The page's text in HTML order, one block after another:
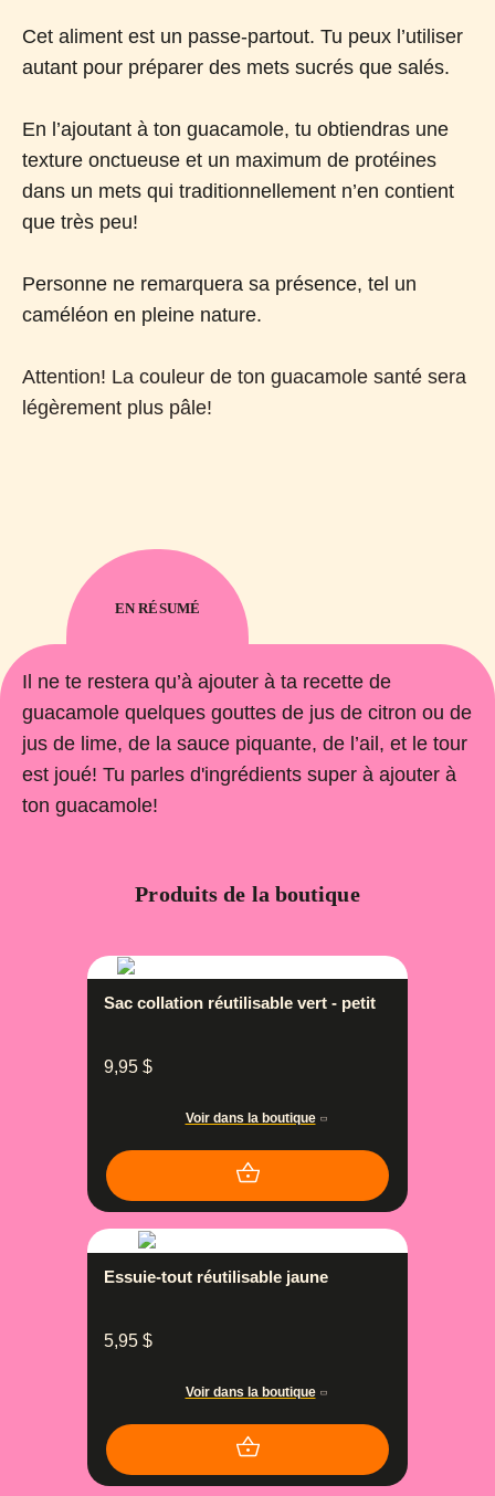
Cet aliment est un passe-partout. Tu peux l’utiliser
autant pour préparer des mets sucrés que salés.
En l’ajoutant à ton guacamole, tu obtiendras une
texture onctueuse et un maximum de protéines
dans un mets qui traditionnellement n’en contient
que très peu!
Personne ne remarquera sa présence, tel un
caméléon en pleine nature.
Attention! La couleur de ton guacamole santé sera
légèrement plus pâle!
EN RÉSUMÉ
Il ne te restera qu’à ajouter à ta recette de
guacamole quelques gouttes de jus de citron ou de
jus de lime, de la sauce piquante, de l’ail, et le tour
est joué! Tu parles d'ingrédients super à ajouter à
ton guacamole!
Produits de la boutique
Sac collation réutilisable vert - petit
9,95 $
Voir dans la boutique
Essuie-tout réutilisable jaune
5,95 $
Voir dans la boutique